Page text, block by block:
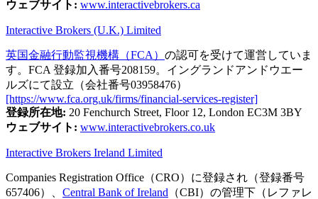
ウェブサイト: www.interactivebrokers.ca
Interactive Brokers (U.K.) Limited
英国金融行動監視機構（FCA） の認可を受けて運営していま
す。FCA 登録加入番号208159。イングランドアンドウエー
ルズにて設立（会社番号03958476）
[https://www.fca.org.uk/firms/financial-services-register]
登録所在地: 20 Fenchurch Street, Floor 12, London EC3M 3BY
ウェブサイト: www.interactivebrokers.co.uk
Interactive Brokers Ireland Limited
Companies Registration Office（CRO）に登録され（登録番号
657406）、 Central Bank of Ireland （CBI）の管理下（レファレ